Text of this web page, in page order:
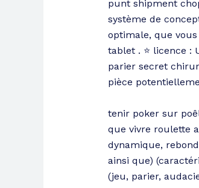
punt shipment
système de
optimale, que
tablet . ⭐ licence :
parier secret
pièce
tenir poker sur
que vivre roulette
dynamique,
ainsi que)
(jeu, parier,